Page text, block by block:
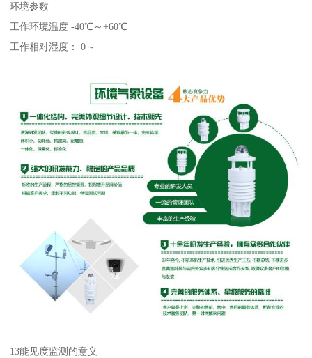
环境参数
工作环境温度 -40℃～+60℃
工作相对湿度： 0～
13能见度监测的意义